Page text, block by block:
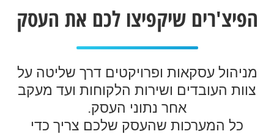
הפיצ'רים שיקפיצו לכם את העסק
מניהול עסקאות ופרויקטים דרך שליטה על
צוות העובדים ושירות הלקוחות ועד מעקב
אחר נתוני העסק.
כל המערכות שהעסק שלכם צריך כדי